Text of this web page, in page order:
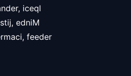
iceql
edniM
feeder